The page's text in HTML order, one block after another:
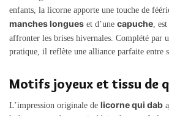
enfants, la licorne apporte une touche de
manches longues et d’une capuche,
affronter les brises hivernales. Complété par
pratique, il reflète une alliance parfaite entre
Motifs joyeux et tissu de
L’impression originale de licorne qui dab